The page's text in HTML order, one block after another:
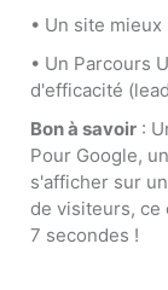
• Un site
• Un Parcours
d'efficacité
Bon à savoir :
Pour Google,
s'afficher sur
de visiteurs, ce
7 secondes !